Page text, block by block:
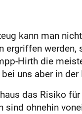
kann man
ergriffen
Hirth die
uns aber in
das Risiko
sind ohnehin